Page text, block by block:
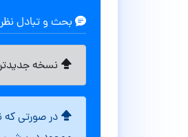
بحث و تبادل
نسخه
در صورتی که